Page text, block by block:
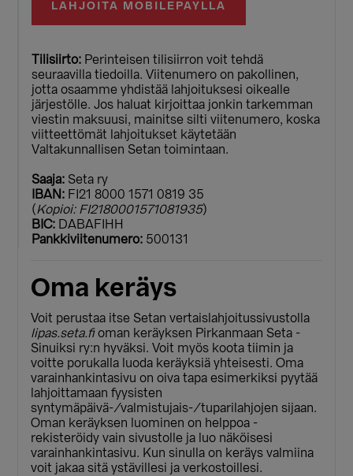
LAHJOITA MOBILEPAYLLA
Tilisiirto: Perinteisen tilisiirron voit tehdä
seuraavilla tiedoilla. Viitenumero on pakollinen,
jotta osaamme yhdistää lahjoituksesi oikealle
järjestölle. Jos haluat kirjoittaa jonkin tarkemman
viestin maksuusi, mainitse silti viitenumero, koska
viitteettömät lahjoitukset käytetään
Valtakunnallisen Setan toimintaan.
Saaja: Seta ry
IBAN: FI21 8000 1571 0819 35
(Kopioi: FI2180001571081935)
BIC: DABAFIHH
Pankkiviitenumero: 500131
Oma keräys
Voit perustaa itse Setan vertaislahjoitussivustolla
lipas.seta.fioman keräyksen Pirkanmaan Seta -
Sinuiksi ry:n hyväksi. Voit myös koota tiimin ja
voitte porukalla luoda keräyksiä yhteisesti. Oma
varainhankintasivu on oiva tapa esimerkiksi pyytää
lahjoittamaan fyysisten
syntymäpäivä-/valmistujais-/tuparilahjojen sijaan.
Oman keräyksen luominen on helppoa -
rekisteröidy vain sivustolle ja luo näköisesi
varainhankintasivu. Kun sinulla on keräys valmiina
voit jakaa sitä ystävillesi ja verkostoillesi.